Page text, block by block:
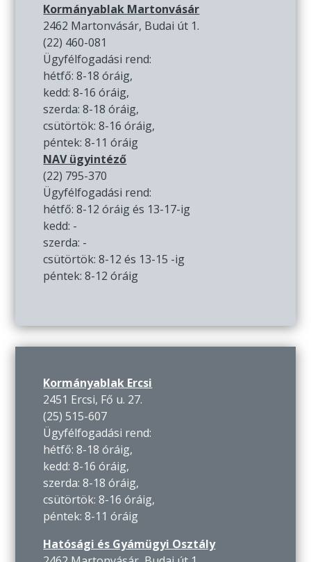
Kormányablak Martonvásár
2462 Martonvásár, Budai út 1.
(22) 460-081
Ügyfélfogadási rend:
hétfő: 8-18 óráig,
kedd: 8-16 óráig,
szerda: 8-18 óráig,
csütörtök: 8-16 óráig,
péntek: 8-11 óráig
NAV ügyintéző
(22) 795-370
Ügyfélfogadási rend:
hétfő: 8-12 óráig és 13-17-ig
kedd: -
szerda: -
csütörtök: 8-12 és 13-15 -ig
péntek: 8-12 óráig
Kormányablak Ercsi
2451 Ercsi, Fő u. 27.
(25) 515-607
Ügyfélfogadási rend:
hétfő: 8-18 óráig,
kedd: 8-16 óráig,
szerda: 8-18 óráig,
csütörtök: 8-16 óráig,
péntek: 8-11 óráig
Hatósági és Gyámügyi Osztály